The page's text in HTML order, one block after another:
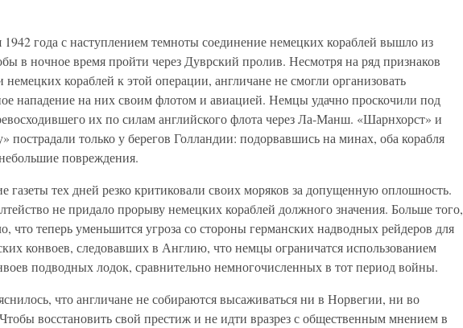
1942 года с наступлением темноты соединение немецких кораблей вышло из
в ночное время пройти через Дуврский пролив. Несмотря на ряд признаков
немецких кораблей к этой операции, англичане не смогли организовать
нападение на них своим флотом и авиацией. Немцы удачно проскочили под
их по силам английского флота через Ла-Манш. «Шарнхорст» и
пострадали только у берегов Голландии: подорвавшись на минах, оба корабля
повреждения.
газеты тех дней резко критиковали своих моряков за допущенную оплошность.
не придало прорыву немецких кораблей должного значения. Больше того,
что теперь уменьшится угроза со стороны германских надводных рейдеров для
конвоев, следовавших в Англию, что немцы ограничатся использованием
подводных лодок, сравнительно немногочисленных в тот период войны.
что англичане не собираются высаживаться ни в Норвегии, ни во
восстановить свой престиж и не идти вразрез с общественным мнением в